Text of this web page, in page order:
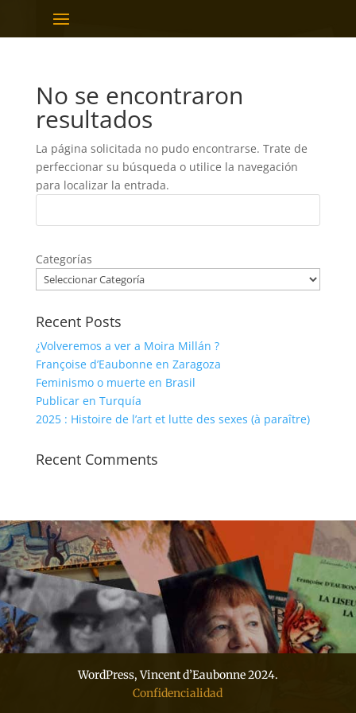
No se encontraron
resultados
La página solicitada no pudo encontrarse. Trate de
perfeccionar su búsqueda o utilice la navegación
para localizar la entrada.
Categorías
Recent Posts
¿Volveremos a ver a Moira Millán ?
Françoise d’Eaubonne en Zaragoza
Feminismo o muerte en Brasil
Publicar en Turquía
2025 : Histoire de l’art et lutte des sexes (à paraître)
Recent Comments
WordPress, Vincent d’Eaubonne 2024.
Confidencialidad